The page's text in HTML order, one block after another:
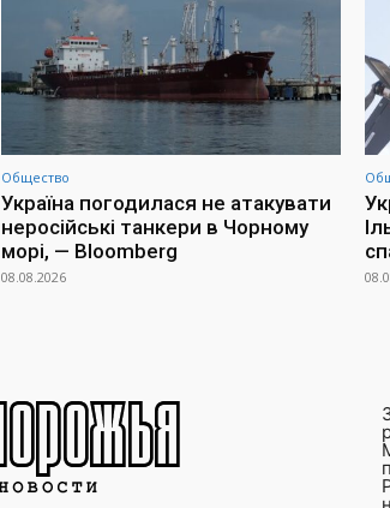
Общество
Україна погодилася не атакувати
неросійські танкери в Чорному
морі, — Bloomberg
08.08.2026